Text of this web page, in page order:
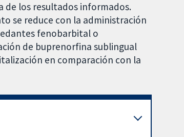
de los resultados informados.
se reduce con la administración
fenobarbital o
de buprenorfina sublingual
en comparación con la